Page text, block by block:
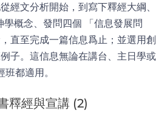
經文分析開始，到寫下釋經大綱、
概念、發問四個 「信息發展問
直至完成一篇信息爲止；並選用創
子。這信息無論在講台、主日學或
班都適用。
釋經與宣講 (2)